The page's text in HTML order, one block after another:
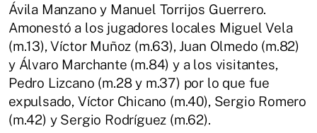
Ávila Manzano y Manuel Torrijos Guerrero.
Amonestó a los jugadores locales Miguel Vela
(m.13), Víctor Muñoz (m.63), Juan Olmedo (m.82)
y Álvaro Marchante (m.84) y a los visitantes,
Pedro Lizcano (m.28 y m.37) por lo que fue
expulsado, Víctor Chicano (m.40), Sergio Romero
(m.42) y Sergio Rodríguez (m.62).